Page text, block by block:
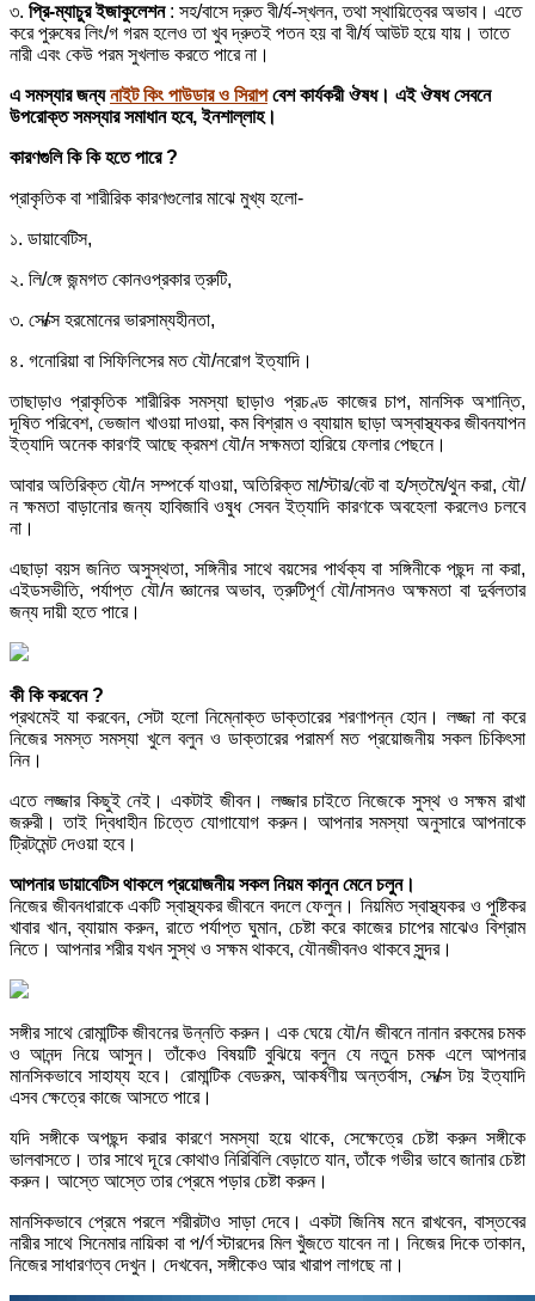
৩. প্রি-ম্যাচুর ইজাকুলেশন: সহ/বাসে দ্রুত বী/র্য-স্খলন, তথা স্থায়িত্বের অভাব। এতে
করে পুরুষের লিং/গ গরম হলেও তা খুব দ্রুতই পতন হয় বা বী/র্য আউট হয়ে যায়। তাতে
নারী এবং কেউ পরম সুখলাভ করতে পারে না।
এ সমস্যার জন্যনাইট কিং পাউডার ও সিরাপবেশ কার্যকরী ঔষধ। এই ঔষধ সেবনে
উপরোক্ত সমস্যার সমাধান হবে, ইনশাল্লাহ।
কারণগুলি কি কি হতে পারে ?
প্রাকৃতিক বা শারীরিক কারণগুলোর মাঝে মুখ্য হলো-
১. ডায়াবেটিস,
২. লি/ঙ্গে জন্মগত কোনওপ্রকার ত্রুটি,
৩. সে/ক্স হরমোনের ভারসাম্যহীনতা,
৪. গনোরিয়া বা সিফিলিসের মত যৌ/নরোগ ইত্যাদি।
তাছাড়াও প্রাকৃতিক শারীরিক সমস্যা ছাড়াও প্রচণ্ড কাজের চাপ, মানসিক অশান্তি,
দূষিত পরিবেশ, ভেজাল খাওয়া দাওয়া, কম বিশ্রাম ও ব্যায়াম ছাড়া অস্বাস্থ্যকর জীবনযাপন
ইত্যাদি অনেক কারণই আছে ক্রমশ যৌ/ন সক্ষমতা হারিয়ে ফেলার পেছনে।
আবার অতিরিক্ত যৌ/ন সম্পর্কে যাওয়া, অতিরিক্ত মা/স্টার/বেট বা হ/স্তমৈ/থুন করা, যৌ/
ন ক্ষমতা বাড়ানোর জন্য হাবিজাবি ওষুধ সেবন ইত্যাদি কারণকে অবহেলা করলেও চলবে
না।
এছাড়া বয়স জনিত অসুস্থতা, সঙ্গিনীর সাথে বয়সের পার্থক্য বা সঙ্গিনীকে পছন্দ না করা,
এইডসভীতি, পর্যাপ্ত যৌ/ন জ্ঞানের অভাব, ত্রুটিপূর্ণ যৌ/নাসনও অক্ষমতা বা দুর্বলতার
জন্য দায়ী হতে পারে।
কী কি করবেন ?
প্রথমেই যা করবেন, সেটা হলো নিম্নোক্ত ডাক্তারের শরণাপন্ন হোন। লজ্জা না করে
নিজের সমস্ত সমস্যা খুলে বলুন ও ডাক্তারের পরামর্শ মত প্রয়োজনীয় সকল চিকিৎসা
নিন।
এতে লজ্জার কিছুই নেই। একটাই জীবন। লজ্জার চাইতে নিজেকে সুস্থ ও সক্ষম রাখা
জরুরী। তাই দ্বিধাহীন চিত্তে যোগাযোগ করুন। আপনার সমস্যা অনুসারে আপনাকে
ট্রিটমেন্ট দেওয়া হবে।
আপনার ডায়াবেটিস থাকলে প্রয়োজনীয় সকল নিয়ম কানুন মেনে চলুন।
নিজের জীবনধারাকে একটি স্বাস্থ্যকর জীবনে বদলে ফেলুন। নিয়মিত স্বাস্থ্যকর ও পুষ্টিকর
খাবার খান, ব্যায়াম করুন, রাতে পর্যাপ্ত ঘুমান, চেষ্টা করে কাজের চাপের মাঝেও বিশ্রাম
নিতে। আপনার শরীর যখন সুস্থ ও সক্ষম থাকবে, যৌনজীবনও থাকবে সুন্দর।
সঙ্গীর সাথে রোমান্টিক জীবনের উন্নতি করুন। এক ঘেয়ে যৌ/ন জীবনে নানান রকমের চমক
ও আনন্দ নিয়ে আসুন। তাঁকেও বিষয়টি বুঝিয়ে বলুন যে নতুন চমক এলে আপনার
মানসিকভাবে সাহায্য হবে। রোমান্টিক বেডরুম, আকর্ষণীয় অন্তর্বাস, সে/ক্স টয় ইত্যাদি
এসব ক্ষেত্রে কাজে আসতে পারে।
যদি সঙ্গীকে অপছন্দ করার কারণে সমস্যা হয়ে থাকে, সেক্ষেত্রে চেষ্টা করুন সঙ্গীকে
ভালবাসতে। তার সাথে দূরে কোথাও নিরিবিলি বেড়াতে যান, তাঁকে গভীর ভাবে জানার চেষ্টা
করুন। আস্তে আস্তে তার প্রেমে পড়ার চেষ্টা করুন।
মানসিকভাবে প্রেমে পরলে শরীরটাও সাড়া দেবে। একটা জিনিষ মনে রাখবেন, বাস্তবের
নারীর সাথে সিনেমার নায়িকা বা প/র্ণ স্টারদের মিল খুঁজতে যাবেন না। নিজের দিকে তাকান,
নিজের সাধারণত্ব দেখুন। দেখবেন, সঙ্গীকেও আর খারাপ লাগছে না।